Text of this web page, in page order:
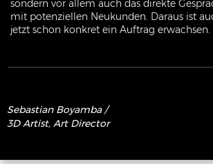
sondern vor allem auch das direkte
mit potenziellen Neukunden. Daraus ist
jetzt schon konkret ein Auftrag erwachsen.
Sebastian Boyamba/
3D Artist, Art Director